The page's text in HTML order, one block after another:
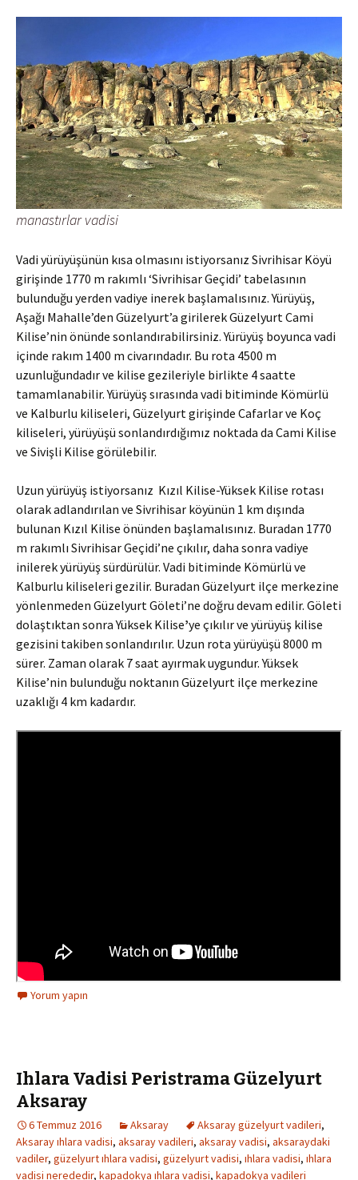
manastırlar vadisi
Vadi yürüyüşünün kısa olmasını istiyorsanız Sivrihisar Köyü
girişinde 1770 m rakımlı ‘Sivrihisar Geçidi’ tabelasının
bulunduğu yerden vadiye inerek başlamalısınız. Yürüyüş,
Aşağı Mahalle’den Güzelyurt’a girilerek Güzelyurt Cami
Kilise’nin önünde sonlandırabilirsiniz. Yürüyüş boyunca vadi
içinde rakım 1400 m civarındadır. Bu rota 4500 m
uzunluğundadır ve kilise gezileriyle birlikte 4 saatte
tamamlanabilir. Yürüyüş sırasında vadi bitiminde Kömürlü
ve Kalburlu kiliseleri, Güzelyurt girişinde Cafarlar ve Koç
kiliseleri, yürüyüşü sonlandırdığımız noktada da Cami Kilise
ve Sivişli Kilise görülebilir.
Uzun yürüyüş istiyorsanız Kızıl Kilise-Yüksek Kilise rotası
olarak adlandırılan ve Sivrihisar köyünün 1 km dışında
bulunan Kızıl Kilise önünden başlamalısınız. Buradan 1770
m rakımlı Sivrihisar Geçidi’ne çıkılır, daha sonra vadiye
inilerek yürüyüş sürdürülür. Vadi bitiminde Kömürlü ve
Kalburlu kiliseleri gezilir. Buradan Güzelyurt ilçe merkezine
yönlenmeden Güzelyurt Göleti’ne doğru devam edilir. Göleti
dolaştıktan sonra Yüksek Kilise’ye çıkılır ve yürüyüş kilise
gezisini takiben sonlandırılır. Uzun rota yürüyüşü 8000 m
sürer. Zaman olarak 7 saat ayırmak uygundur. Yüksek
Kilise’nin bulunduğu noktanın Güzelyurt ilçe merkezine
uzaklığı 4 km kadardır.
Yorum yapın
Ihlara Vadisi Peristrama Güzelyurt
Aksaray
6 Temmuz 2016 Aksaray Aksaray güzelyurt vadileri,
Aksaray ıhlara vadisi, aksaray vadileri, aksaray vadisi, aksaraydaki
vadiler, güzelyurt ıhlara vadisi, güzelyurt vadisi, ıhlara vadisi, ıhlara
vadisi nerededir, kapadokya ıhlara vadisi, kapadokya vadileri